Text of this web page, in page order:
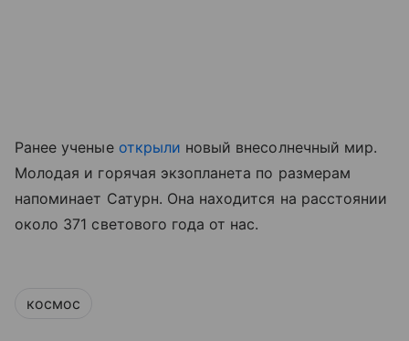
Ранее ученые открыли новый внесолнечный мир.
Молодая и горячая экзопланета по размерам
напоминает Сатурн. Она находится на расстоянии
около 371 светового года от нас.
космос